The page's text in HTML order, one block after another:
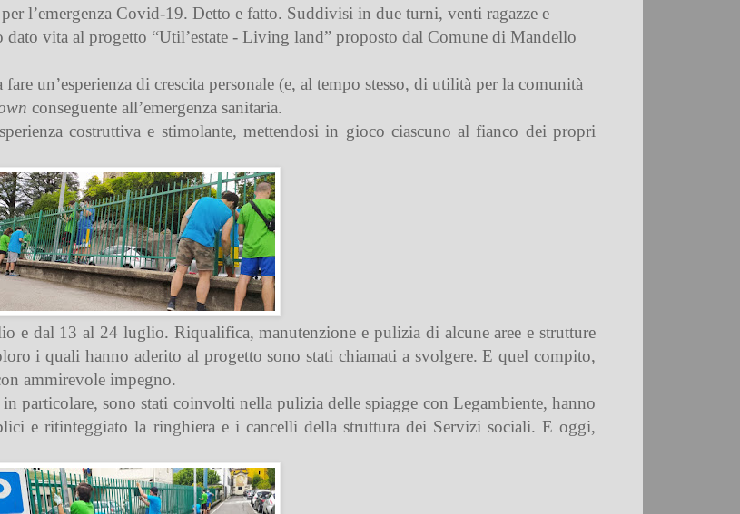
l’emergenza Covid-19. Detto e fatto. Suddivisi in due turni, venti ragazze e
dato vita al progetto “Util’estate - Living land” proposto dal Comune di Mandello
un’esperienza di crescita personale (e, al tempo stesso, di utilità per la comunità
conseguente all’emergenza sanitaria.
costruttiva e stimolante, mettendosi in gioco ciascuno al fianco dei propri
dal 13 al 24 luglio. Riqualifica, manutenzione e pulizia di alcune aree e strutture
i quali hanno aderito al progetto sono stati chiamati a svolgere. E quel compito,
ammirevole impegno.
particolare, sono stati coinvolti nella pulizia delle spiagge con Legambiente, hanno
e ritinteggiato la ringhiera e i cancelli della struttura dei Servizi sociali. E oggi,